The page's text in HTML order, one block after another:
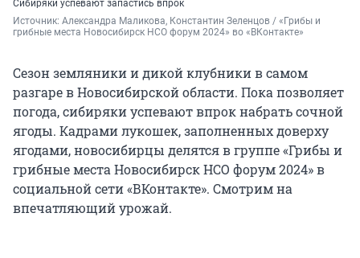
Сибиряки успевают запастись впрок
Источник: Александра Маликова, Константин Зеленцов / «Грибы и
грибные места Новосибирск НСО форум 2024» во «ВКонтакте»
Сезон земляники и дикой клубники в самом
разгаре в Новосибирской области. Пока позволяет
погода, сибиряки успевают впрок набрать сочной
ягоды. Кадрами лукошек, заполненных доверху
ягодами, новосибирцы делятся в группе «Грибы и
грибные места Новосибирск НСО форум 2024» в
социальной сети «ВКонтакте». Смотрим на
впечатляющий урожай.